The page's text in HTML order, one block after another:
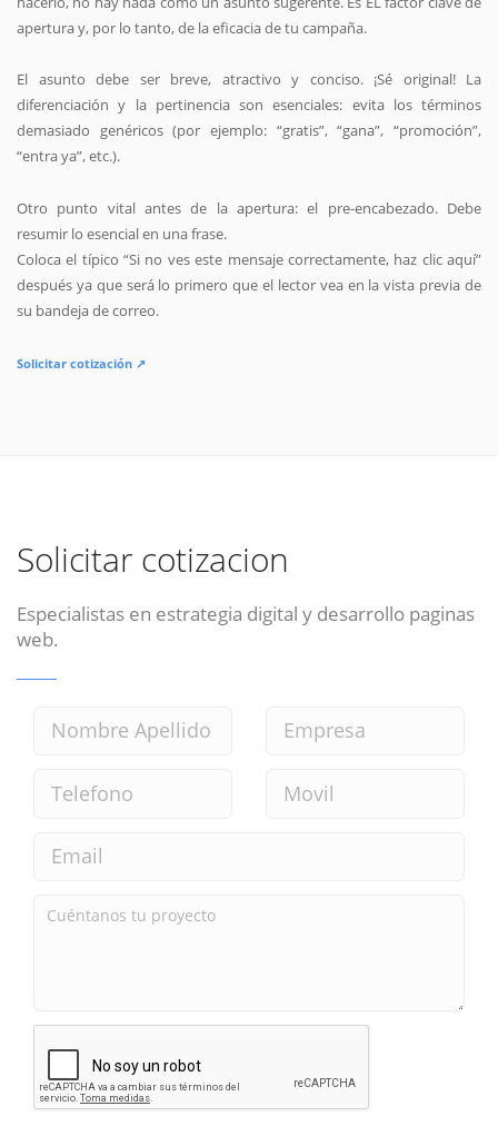
apertura y, por lo tanto, de la eficacia de tu campaña.
El asunto debe ser breve, atractivo y conciso. ¡Sé original! La
diferenciación y la pertinencia son esenciales: evita los términos
demasiado genéricos (por ejemplo: “gratis”, “gana”, “promoción”,
“entra ya”, etc.).
Otro punto vital antes de la apertura: el pre-encabezado. Debe
resumir lo esencial en una frase.
Coloca el típico “Si no ves este mensaje correctamente, haz clic aquí”
después ya que será lo primero que el lector vea en la vista previa de
su bandeja de correo.
Solicitar cotización ↗
Solicitar cotizacion
Especialistas en estrategia digital y desarrollo paginas
web.